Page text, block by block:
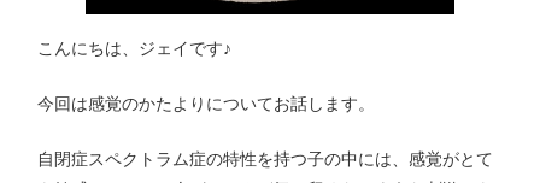
こんにちは、ジェイです♪
今回は感覚のかたよりについてお話します。
自閉症スペクトラム症の特性を持つ子の中には、感覚がとて